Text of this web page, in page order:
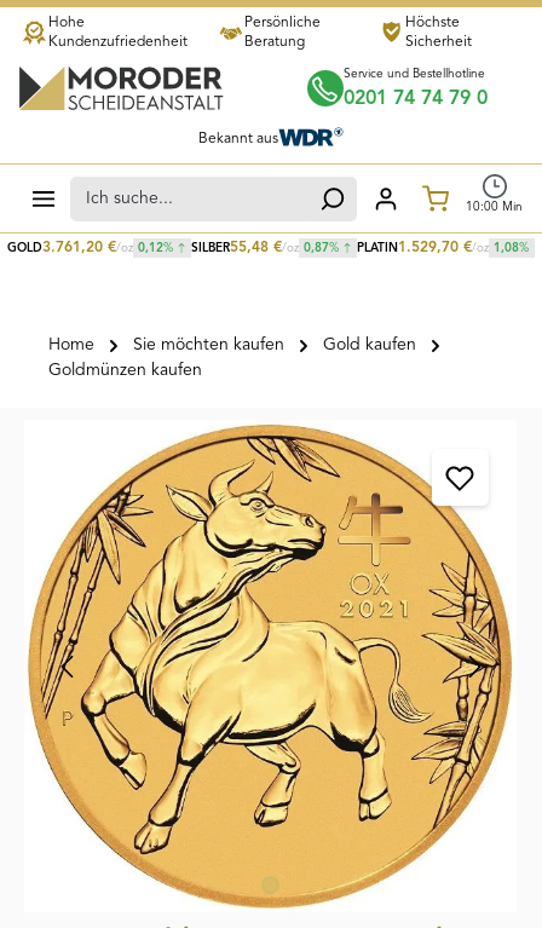
Zum Hauptinhalt springen
GOLD3.761,20 €/oz 0,12% SILBER55,48 €/oz 0,87% PLATIN 1.529,70 €/oz 1,08%
Hohe
Kundenzufriedenheit
Persönliche
Beratung
Höchste
Sicherheit
Service und Bestellhotline
0201 74 74 79 0
Bekannt aus
10:00 Min
Home Sie möchten kaufen
Gold kaufen
Goldmünzen kaufen
Bildergalerie überspringen